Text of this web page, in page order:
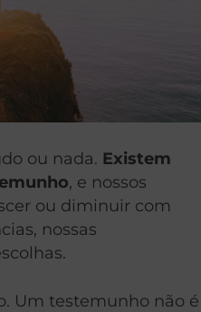
ou nada. Existem
, e nossos
ou diminuir com
nossas
Um testemunho não é